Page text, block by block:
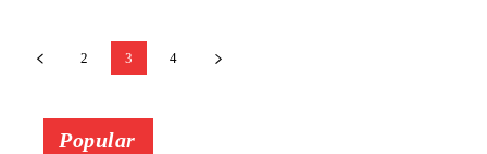
2 3 4
Popular